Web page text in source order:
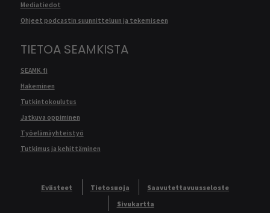
Mediatiedot
Ohjeet podcastin suunnitteluun ja tekemiseen
TIETOA SEAMKISTA
SEAMK.fi
Hakeminen
Tutkintokoulutus
Jatkuva oppiminen
Työelämäyhteistyö
Tutkimus ja kehittäminen
Evästeet Tietosuoja
Saavutettavuusseloste
Sivukartta